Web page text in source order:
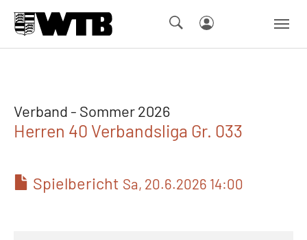
Verband - Sommer 2026
Herren 40 Verbandsliga Gr. 033
Spielbericht Sa, 20.6.2026 14:00